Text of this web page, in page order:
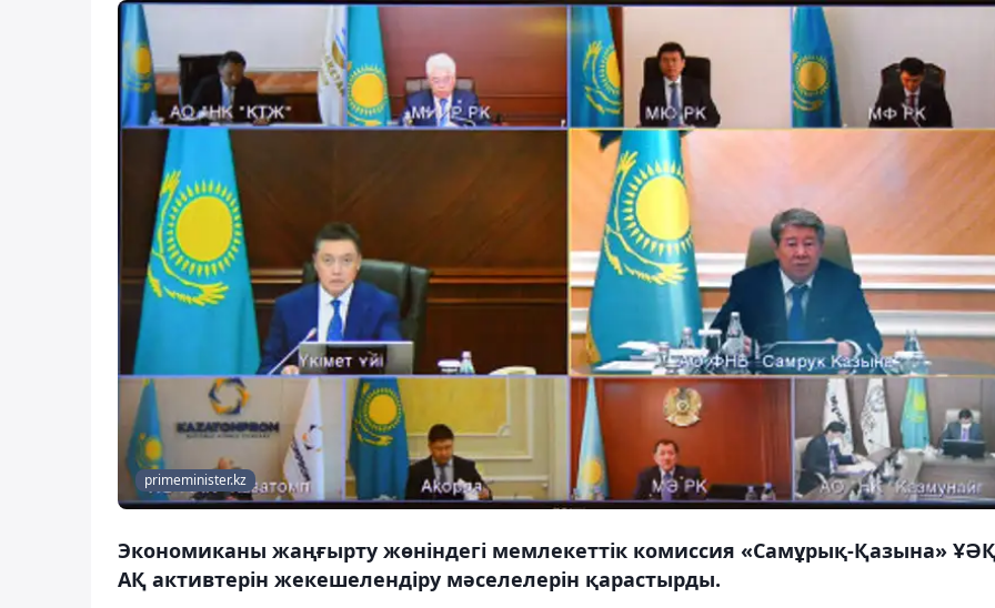
primeminister.kz
Экономиканы жаңғырту жөніндегі мемлекеттік комиссия «Самұрық-Қазына»
АҚ активтерін жекешелендіру мәселелерін қарастырды.